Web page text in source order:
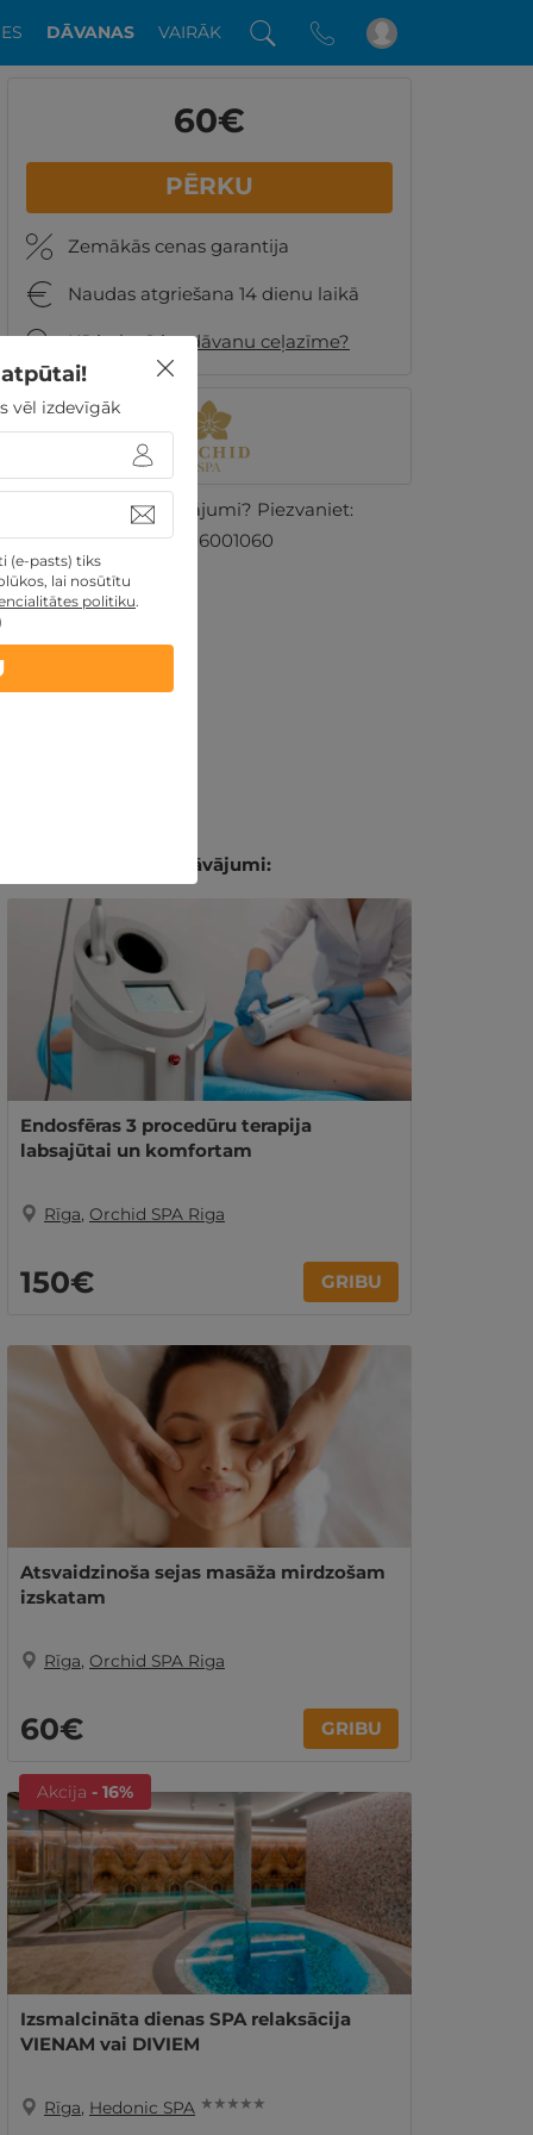
DĀVANAS VAIRĀK
60€
PĒRKU
Zemākās cenas garantija
Naudas atgriešana 14 dienu laikā
Kā izskatīsies dāvanu ceļazīme?
Vai ir kādi jautājumi? Piezvaniet:
+371 26001060
Līdzīgi atpūtas piedāvājumi:
Endosfēras 3 procedūru terapija
labsajūtai un komfortam
Rīga, Orchid SPA Riga
150€ GRIBU
Atsvaidzinoša sejas masāža mirdzošam
izskatam
Rīga, Orchid SPA Riga
60€ GRIBU
Akcija - 16%
Izsmalcināta dienas SPA relaksācija
VIENAM vai DIVIEM
Rīga, Hedonic SPA ★ ★ ★ ★ ★
vēl izdevīgāk
(e-pasts) tiks
lai nosūtītu
politiku.